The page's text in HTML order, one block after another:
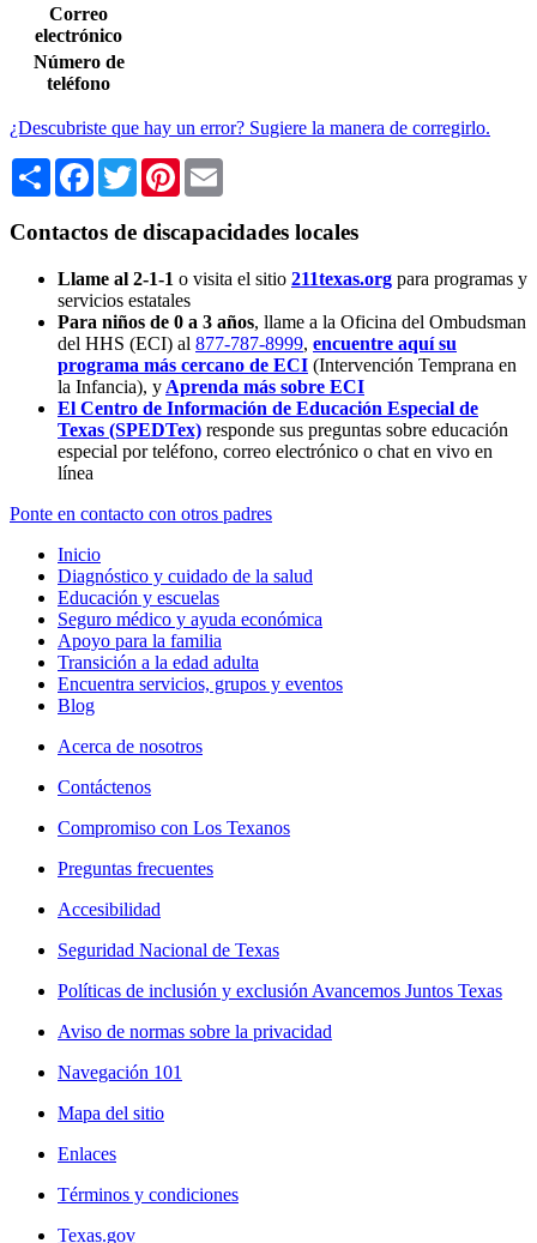
Correo
electrónico
Número de
teléfono
¿Descubriste que hay un error? Sugiere la manera de corregirlo.
Share Facebook
TwitterPinterest
Contactos de discapacidades locales
Llame al 2-1-1 o visita el sitio 211texas.org para programas y
servicios estatales
Para niños de 0 a 3 años, llame a la Oficina del Ombudsman
del HHS (ECI) al 877-787-8999, encuentre aquí su
programa más cercano de ECI (Intervención Temprana en
la Infancia), y Aprenda más sobre ECI
El Centro de Información de Educación Especial de
Texas (SPEDTex) responde sus preguntas sobre educación
especial por teléfono, correo electrónico o chat en vivo en
línea
Ponte en contacto con otros padres
Inicio
Diagnóstico y cuidado de la salud
Educación y escuelas
Seguro médico y ayuda económica
Apoyo para la familia
Transición a la edad adulta
Encuentra servicios, grupos y eventos
Blog
Acerca de nosotros
Contáctenos
Compromiso con Los Texanos
Preguntas frecuentes
Accesibilidad
Seguridad Nacional de Texas
Políticas de inclusión y exclusión Avancemos Juntos Texas
Aviso de normas sobre la privacidad
Navegación 101
Mapa del sitio
Enlaces
Términos y condiciones
Texas.gov